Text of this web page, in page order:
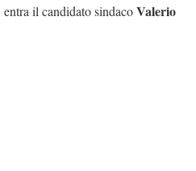
entra il candidato sindacoValerio